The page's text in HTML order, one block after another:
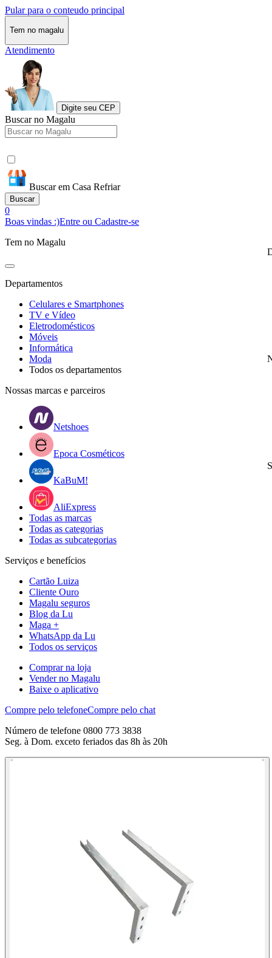
Pular para o conteudo principal
Tem no magalu
Atendimento
Digite seu CEP
Buscar no Magalu
Buscar em Casa Refriar
Buscar
0
Boas vindas :)Entre ou Cadastre-se
Tem no Magalu
Departamentos
Celulares e Smartphones
TV e Vídeo
Eletrodomésticos
Móveis
Informática
Moda
Todos os departamentos
Nossas marcas e parceiros
Netshoes
Epoca Cosméticos
KaBuM!
AliExpress
Todas as marcas
Todas as categorias
Todas as subcategorias
Serviços e benefícios
Cartão Luiza
Cliente Ouro
Magalu seguros
Blog da Lu
Maga +
WhatsApp da Lu
Todos os serviços
Comprar na loja
Vender no Magalu
Baixe o aplicativo
Compre pelo telefoneCompre pelo chat
Número de telefone 0800 773 3838
Seg. à Dom. exceto feriados das 8h às 20h